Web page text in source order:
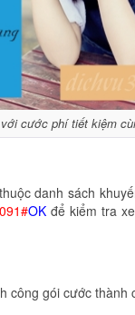
cước phí tiết kiệm
danh sách
OKđể kiểm tra
gói cước